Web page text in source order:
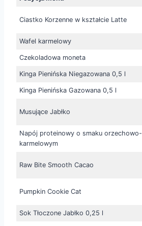
Ciastko Korzenne w kształcie Latte
Wafel karmelowy
Czekoladowa moneta
Kinga Pienińska Niegazowana 0,5 l
Kinga Pienińska Gazowana 0,5 l
Musujące Jabłko
Napój proteinowy o smaku orzechowo-
karmelowym
Raw Bite Smooth Cacao
Pumpkin Cookie Cat
Sok Tłoczone Jabłko 0,25 l